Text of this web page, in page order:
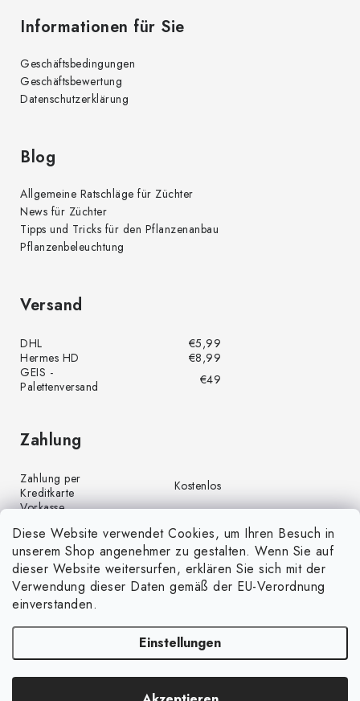
Diese Website verwendet Cookies, um Ihren Besuch in
unserem Shop angenehmer zu gestalten. Wenn Sie auf
dieser Website weitersurfen, erklären Sie sich mit der
Verwendung dieser Daten gemäß der EU-Verordnung
einverstanden.
Einstellungen
Informationen für Sie
Geschäftsbedingungen
Geschäftsbewertung
Datenschutzerklärung
Blog
Allgemeine Ratschläge für Züchter
News für Züchter
Tipps und Tricks für den Pflanzenanbau
Pflanzenbeleuchtung
Versand
DHL
€5,99
Hermes HD
€8,99
GEIS -
Palettenversand
€49
Zahlung
Zahlung per
Kreditkarte
Kostenlos
Vorkasse
Zahlung per PayPal
Kostenlos
Nachnahme
€4,00
Copyright 2026GrünGarten.de. Alle Rechte vorbehalten.Cookie-